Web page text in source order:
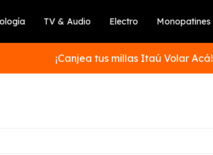
TV & Audio Electro Monopatines
¡Canjea tus millas Itaú Volar Acá!